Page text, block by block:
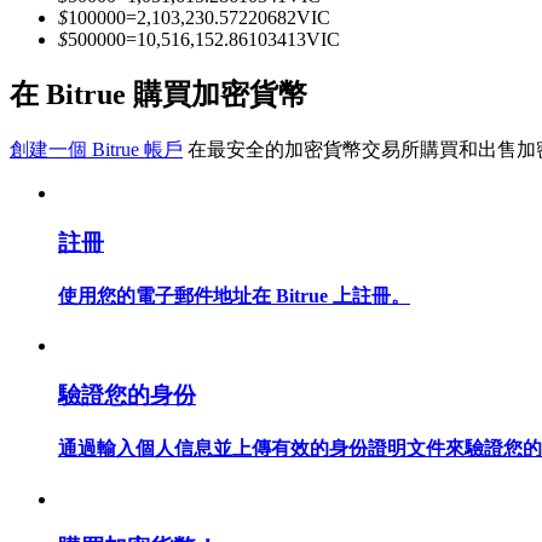
成為跟單交易員
$100000=2,103,230.57220682VIC
$500000=10,516,152.86103413VIC
在 Bitrue 購買加密貨幣
創建一個 Bitrue 帳戶 在最安全的加密貨幣交易所購買和出售加
註冊
使用您的電子郵件地址在 Bitrue 上註冊。
驗證您的身份
通過輸入個人信息並上傳有效的身份證明文件來驗證您的